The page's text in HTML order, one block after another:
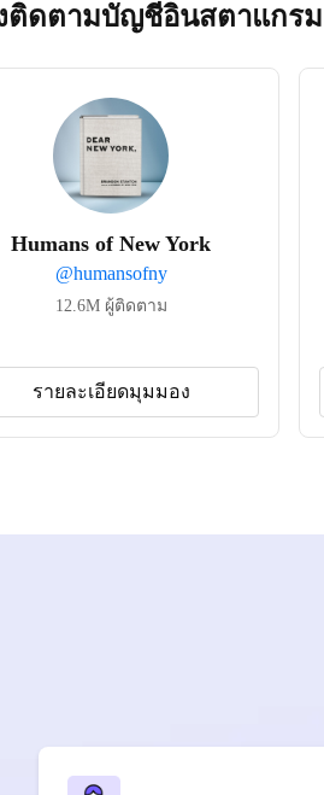
ติดตามบัญชีอินสตาแกรม
Humans of New York
@humansofny
12.6M ผู้ติดตาม
รายละเอียดมุมมอง